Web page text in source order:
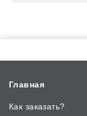
Главная
Как заказать?